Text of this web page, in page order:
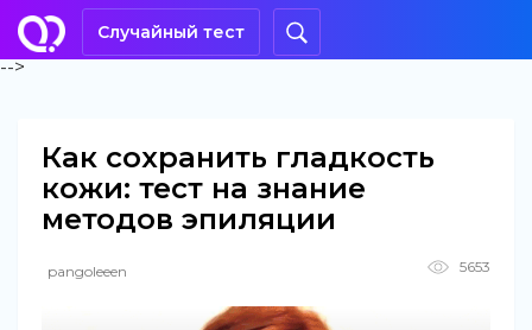
Случайный тест
-->
Как сохранить гладкость
кожи: тест на знание
методов эпиляции
pangoleeen 5653